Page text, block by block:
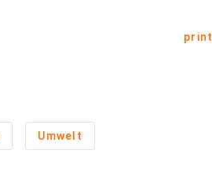
print
Umwelt